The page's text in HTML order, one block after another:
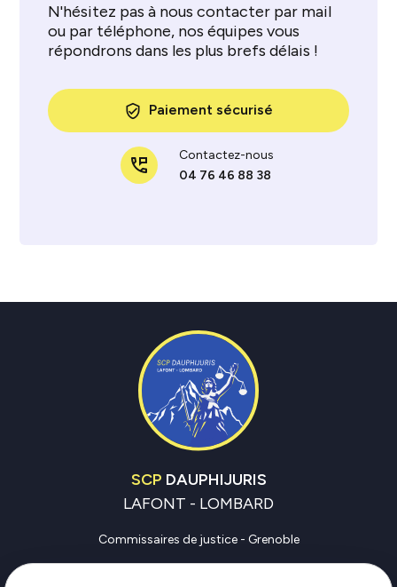
N'hésitez pas à nous contacter par mail
ou par téléphone, nos équipes vous
répondrons dans les plus brefs délais !
verified_user Paiement sécurisé
perm_phone_msg
Contactez-nous
04 76 46 88 38
SCP DAUPHIJURIS
LAFONT - LOMBARD
Commissaires de justice - Grenoble